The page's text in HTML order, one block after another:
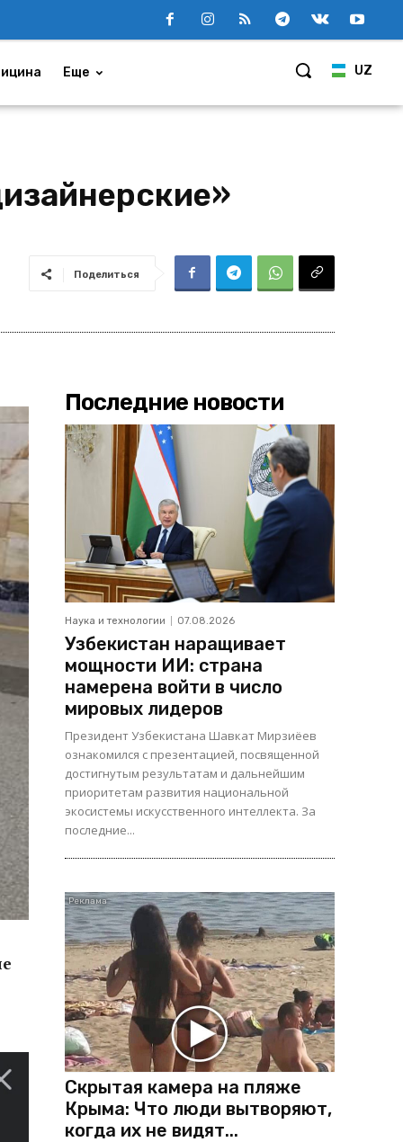
UZ
Еще
Поделиться
Последние новости
Наука и технологии 07.08.2026
Узбекистан наращивает
мощности ИИ: страна
намерена войти в число
мировых лидеров
Президент Узбекистана Шавкат Мирзиёев
ознакомился с презентацией, посвященной
достигнутым результатам и дальнейшим
приоритетам развития национальной
экосистемы искусственного интеллекта. За
последние...
Скрытая камера на пляже
Крыма: Что люди вытворяют,
когда их не видят...